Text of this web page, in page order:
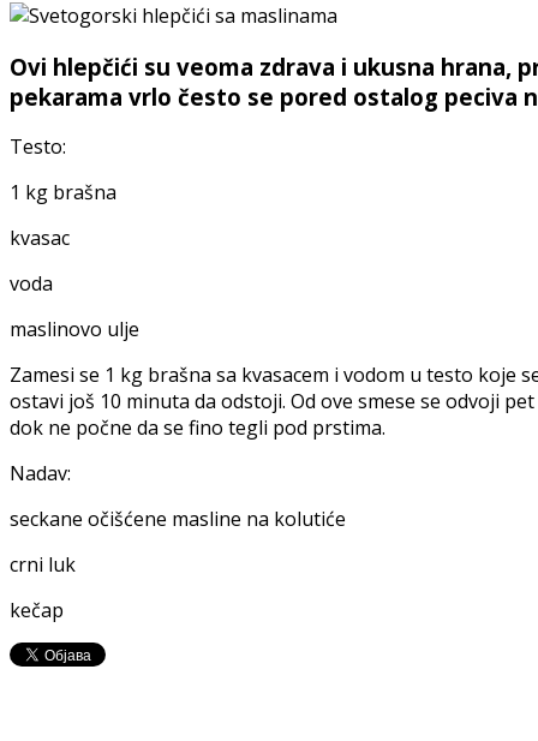
Ovi hlepčići su veoma zdrava i ukusna hrana,
pekarama vrlo često se pored ostalog peciva
Testo:
1 kg brašna
kvasac
voda
maslinovo ulje
Zamesi se 1 kg brašna sa kvasacem i vodom u testo
ostavi još 10 minuta da odstoji. Od ove smese se odvoji
dok ne počne da se fino tegli pod prstima.
Nadav:
seckane očišćene masline na kolutiće
crni luk
kečap